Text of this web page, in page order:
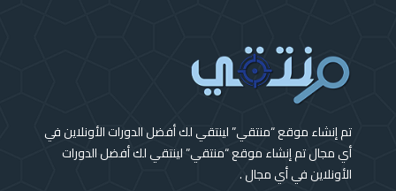
تم إنشاء موقع “منتقي” لينتقي لك أفضل الدورات الأونلاين في
أي مجال تم إنشاء موقع “منتقي” لينتقي لك أفضل الدورات
الأونلاين في أي مجال .